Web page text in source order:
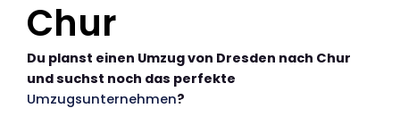
Chur
Du planst einen Umzug von Dresden nach Chur
und suchst noch das perfekte
Umzugsunternehmen?